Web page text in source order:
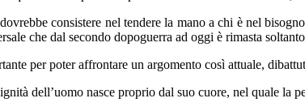
consistere nel tendere la mano a chi è nel
che dal secondo dopoguerra ad oggi è rimasta
per poter affrontare un argomento così attuale,
dell’uomo nasce proprio dal suo cuore, nel quale